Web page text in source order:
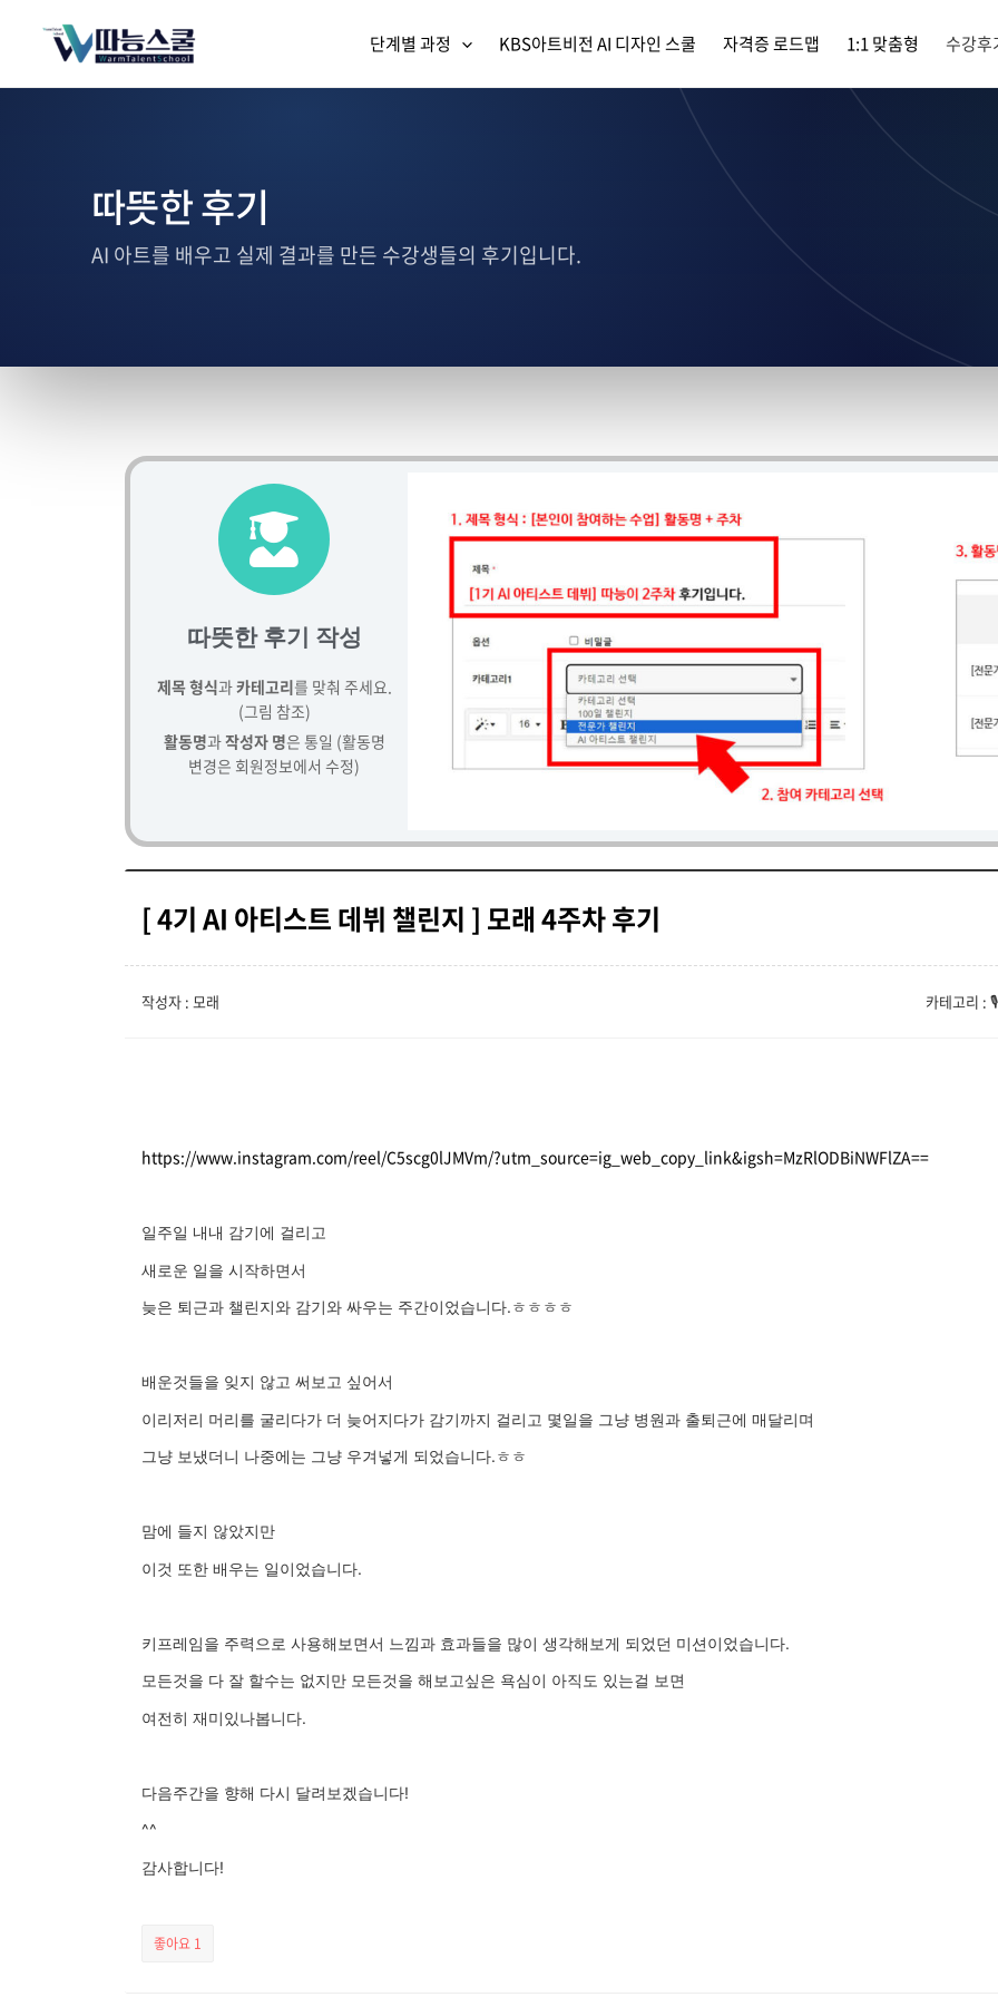
단계별 과정 KBS아트비전 AI 디자인 스쿨 자격증 로드맵 1:1 맞춤형 수강후
따뜻한 후기
AI 아트를 배우고 실제 결과를 만든 수강생들의 후기입니다.
따뜻한 후기 작성
제목 형식과카테고리를 맞춰 주세요.
(그림 참조)
활동명과작성자 명은 통일 (활동명
변경은 회원정보에서 수정)
[ 4기 AI 아티스트 데뷔 챌린지 ] 모래 4주차 후기
작성자 : 모래 카테고리 :
https://www.instagram.com/reel/C5scg0lJMVm/?utm_source=ig_web_copy_link&igsh=MzRlODBiNWFlZA==
일주일 내내 감기에 걸리고
새로운 일을 시작하면서
늦은 퇴근과 챌린지와 감기와 싸우는 주간이었습니다.ㅎㅎㅎㅎ
배운것들을 잊지 않고 써보고 싶어서
이리저리 머리를 굴리다가 더 늦어지다가 감기까지 걸리고 몇일을 그냥 병원과 출퇴근에 매달리며
그냥 보냈더니 나중에는 그냥 우겨넣게 되었습니다.ㅎㅎ
맘에 들지 않았지만
이것 또한 배우는 일이었습니다.
키프레임을 주력으로 사용해보면서 느낌과 효과들을 많이 생각해보게 되었던 미션이었습니다.
모든것을 다 잘 할수는 없지만 모든것을 해보고싶은 욕심이 아직도 있는걸 보면
여전히 재미있나봅니다.
다음주간을 향해 다시 달려보겠습니다!
^^
감사합니다!
좋아요 1